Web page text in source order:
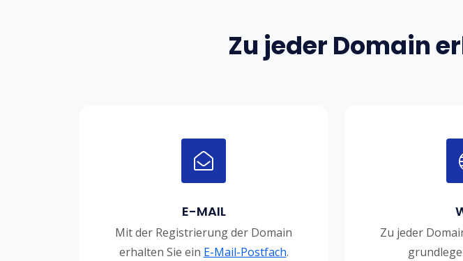
Zu jeder Domain
E-MAIL
Mit der Registrierung der Domain
erhalten Sie ein E-Mail-Postfach.
Zu jeder